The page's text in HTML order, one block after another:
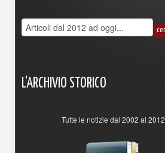
L'ARCHIVIO STORICO
Tutte le notizie dal 2002 al 2012